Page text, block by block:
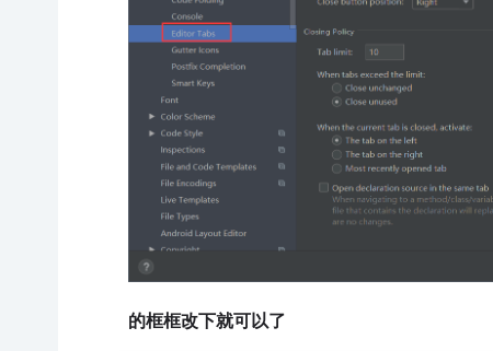
的框框改下就可以了